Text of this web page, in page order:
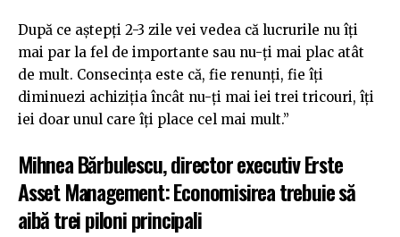
După ce aștepți 2-3 zile vei vedea că lucrurile nu îți
mai par la fel de importante sau nu-ți mai plac atât
de mult. Consecința este că, fie renunți, fie îți
diminuezi achiziția încât nu-ți mai iei trei tricouri, îți
iei doar unul care îți place cel mai mult.”
Mihnea Bărbulescu, director executiv Erste
Asset Management: Economisirea trebuie să
aibă trei piloni principali